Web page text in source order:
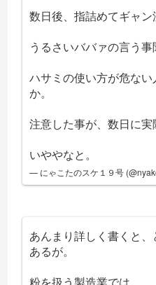
数日後、指詰めてギャン
うるさいババァの言う事
ハサミの使い方が危な
か。
注意した事が、数日に実
いややなと。
— にゃこたのスケ１９号
あんまり詳しく書くと
あるが。